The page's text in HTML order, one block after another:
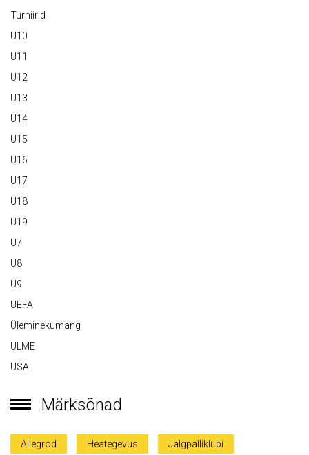
Turniirid
U10
U11
U12
U13
U14
U15
U16
U17
U18
U19
U7
U8
U9
UEFA
Üleminekumäng
ULME
USA
Märksõnad
Allegrod Heategevus Jalgpalliklubi